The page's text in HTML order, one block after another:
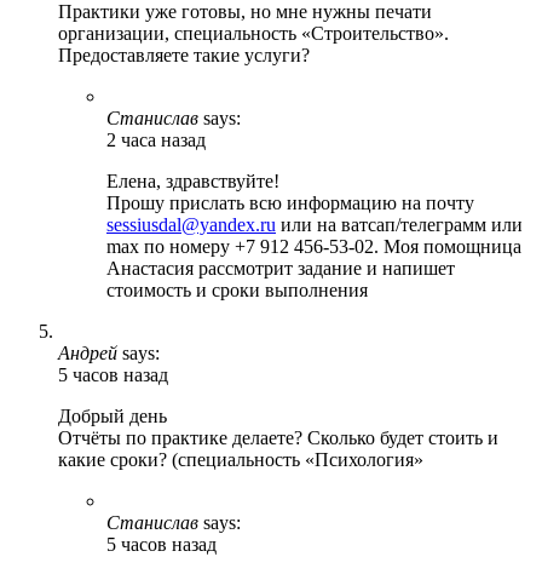
Практики уже готовы, но мне нужны печати
организации, специальность «Строительство».
Предоставляете такие услуги?
Станислав says:
2 часа назад
Елена, здравствуйте!
Прошу прислать всю информацию на почту
sessiusdal@yandex.ru или на ватсап/телеграмм или
max по номеру +7 912 456-53-02. Моя помощница
Анастасия рассмотрит задание и напишет
стоимость и сроки выполнения
Андрей says:
5 часов назад
Добрый день
Отчёты по практике делаете? Сколько будет стоить и
какие сроки? (специальность «Психология»
Станислав says:
5 часов назад